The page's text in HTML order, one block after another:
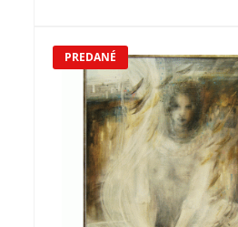
PREDANÉ